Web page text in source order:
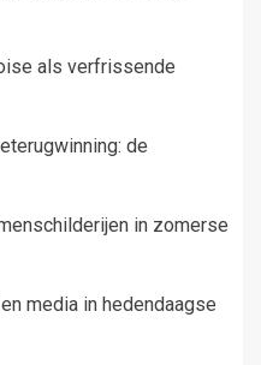
als verfrissende
de
in zomerse
media in hedendaagse